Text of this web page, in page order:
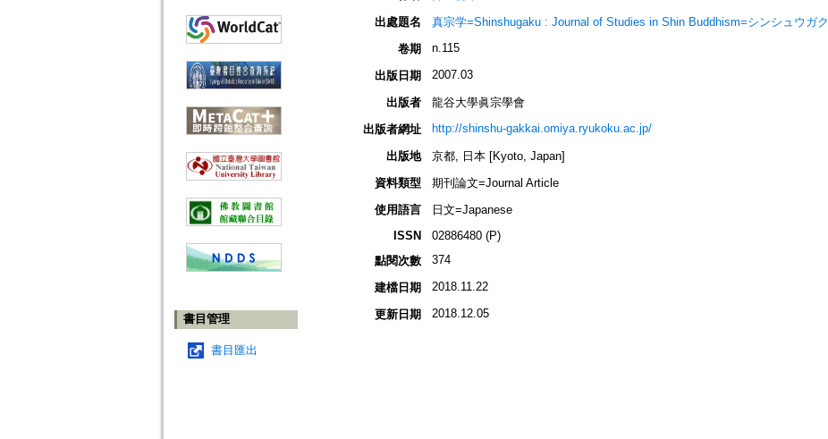
書目管理
書目匯出
出處題名
真宗学=Shinshugaku : Journal of Studies in Shin Buddhism=シンシュウガク
卷期
n.115
出版日期 2007.03
出版者
龍谷大學眞宗學會
出版者網址
http://shinshu-gakkai.omiya.ryukoku.ac.jp/
出版地
京都, 日本 [Kyoto, Japan]
資料類型
期刊論文=Journal Article
使用語言
日文=Japanese
ISSN
02886480 (P)
點閱次數
374
建檔日期 2018.11.22
更新日期 2018.12.05